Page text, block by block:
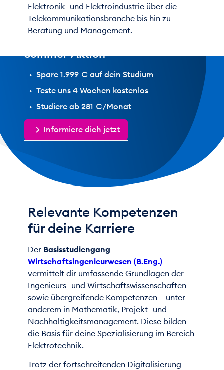
Elektronik- und Elektroindustrie über die
Telekommunikationsbranche bis hin zu
Beratung und Management.
Sommer-Aktion
Spare 1.999 € auf dein Studium
Teste uns 4 Wochen kostenlos
Studiere ab 281 €/Monat
Informiere dich jetzt
1.999 €
sparen!
Relevante Kompetenzen
für deine Karriere
Der Basisstudiengang
Wirtschaftsingenieurwesen (B.Eng.)
vermittelt dir umfassende Grundlagen der
Ingenieurs- und Wirtschaftswissenschaften
sowie übergreifende Kompetenzen – unter
anderem in Mathematik, Projekt- und
Nachhaltigkeitsmanagement. Diese bilden
die Basis für deine Spezialisierung im Bereich
Elektrotechnik.
Trotz der fortschreitenden Digitalisierung